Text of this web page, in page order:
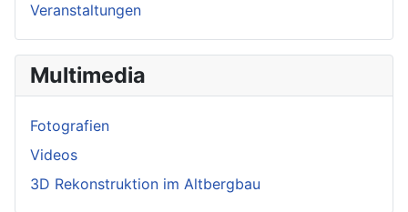
Veranstaltungen
Multimedia
Fotografien
Videos
3D Rekonstruktion im Altbergbau